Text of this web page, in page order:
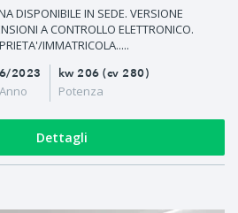
DISPONIBILE IN SEDE. VERSIONE
A CONTROLLO ELETTRONICO.
IMMATRICOLA.....
6/2023
Anno
kw 206 (cv 280)
Potenza
Dettagli